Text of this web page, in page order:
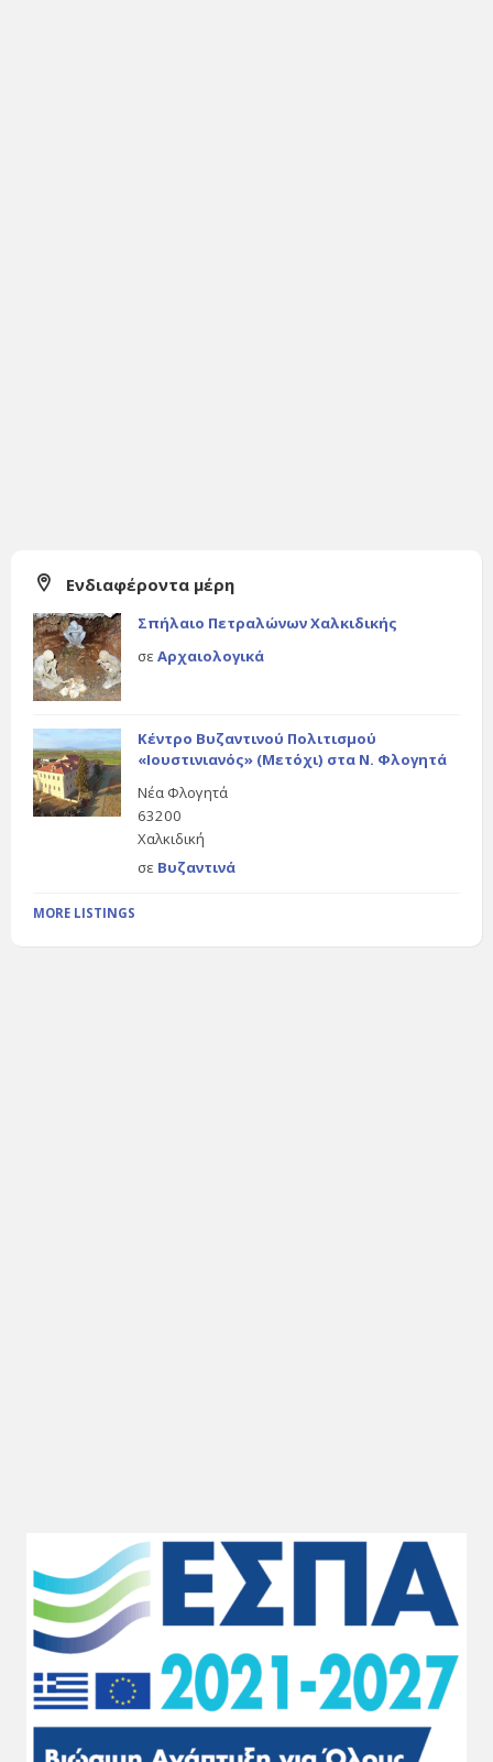
Ενδιαφέροντα μέρη
Σπήλαιο Πετραλώνων Χαλκιδικής
σε Αρχαιολογικά
Κέντρο Βυζαντινού Πολιτισμού
«Ιουστινιανός» (Μετόχι) στα Ν. Φλογητά
Νέα Φλογητά
63200
Χαλκιδική
σε Βυζαντινά
MORE LISTINGS